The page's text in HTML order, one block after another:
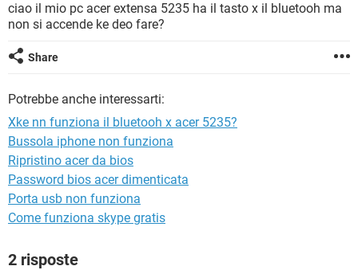
HARDWARE
INSTAGRAM WHATSAPP
HARDWARE
iOS
INSTAGRAM
HARDWARE
ciao il mio pc acer extensa 5235 ha il tasto x il bluetooh ma
non si accende ke deo fare?
Share
Potrebbe anche interessarti:
Xke nn funziona il bluetooh x acer 5235?
Bussola iphone non funziona
Ripristino acer da bios
Password bios acer dimenticata
Porta usb non funziona
Come funziona skype gratis
2 risposte